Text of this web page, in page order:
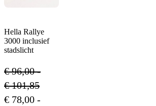
Hella Rallye
3000 inclusief
stadslicht
€96,00 -
€101,85Prijsklasse:
€ 96,00
€ 78,00 -